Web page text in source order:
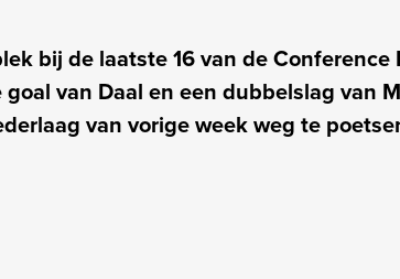
bij de laatste 16 van de Conference
van Daal en een dubbelslag van
van vorige week weg te